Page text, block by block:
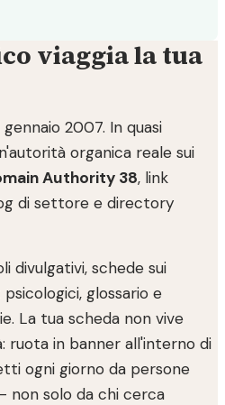
viaggia la tua
2007. In quasi
organica reale sui
Authority 38, link
di settore e directory
divulgativi, schede sui
glossario e
La tua scheda non vive
ruota in banner all'interno di
ogni giorno da persone
non solo da chi cerca